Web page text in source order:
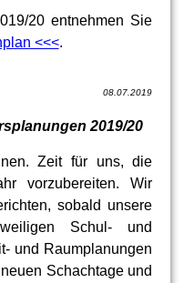
20 entnehmen Sie
<<<.
08.07.2019
2019/20
Zeit für uns, die
vorzubereiten. Wir
sobald unsere
Schul- und
und Raumplanungen
Schachtage und